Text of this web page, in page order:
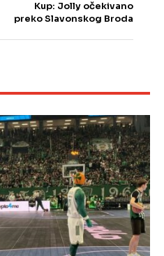
Kup: Jolly očekivano
preko Slavonskog Broda